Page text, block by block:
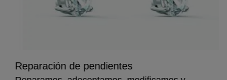
Reparación de pendientes